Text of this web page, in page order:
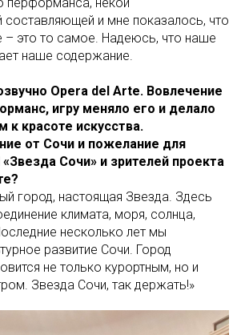
составляющей и мне показалось, что
– это то самое. Надеюсь, что наше
наше содержание.
Opera del Arte. Вовлечение
игру меняло его и делало
к красоте искусства.
от Сочи и пожелание для
Сочи» и зрителей проекта
город, настоящая Звезда. Здесь
климата, моря, солнца,
несколько лет мы
развитие Сочи. Город
не только курортным, но и
Звезда Сочи, так держать!»